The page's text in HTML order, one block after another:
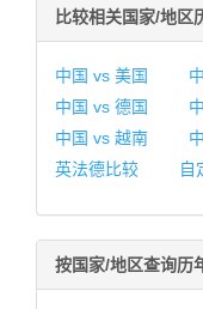
比较相关国家/地区
中国 vs 美国
中国 vs 德国
中国 vs 越南
英法德比较
自
按国家/地区查询历